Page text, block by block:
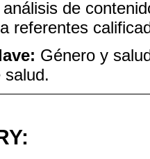
de
referentes
Género y
salud.